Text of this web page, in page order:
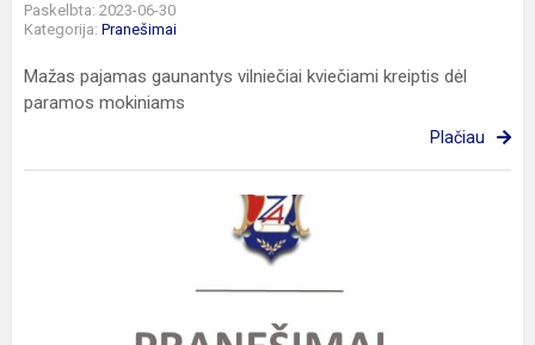
Paskelbta: 2023-06-30
Kategorija: Pranešimai
Mažas pajamas gaunantys vilniečiai kviečiami kreiptis dėl
paramos mokiniams
Plačiau